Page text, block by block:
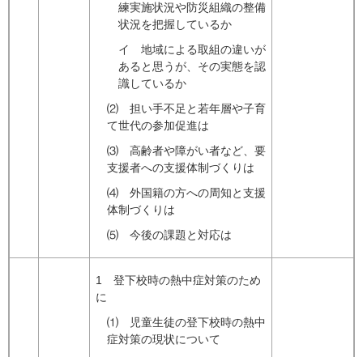
練実施状況や防災組織の整備
状況を把握しているか
イ 地域による取組の違いが
あると思うが、その実態を認
識しているか
⑵ 担い手不足と若年層や子育
て世代の参加促進は
⑶ 高齢者や障がい者など、要
支援者への支援体制づくりは
⑷ 外国籍の方への周知と支援
体制づくりは
⑸ 今後の課題と対応は
1 登下校時の熱中症対策のため
に
⑴ 児童生徒の登下校時の熱中
症対策の現状について​